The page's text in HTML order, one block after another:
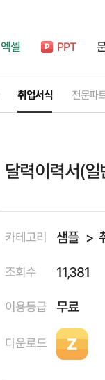
엑셀 PPT
취업서식 전문파
달력이력서(
카테고리 샘플
조회수 11,381
이용등급 무료
다운로드